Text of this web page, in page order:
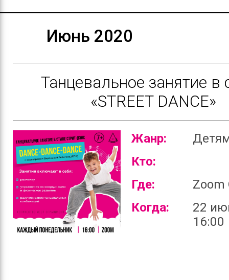
Июнь 2020
Танцевальное занятие в
«STREET DANCE»
Жанр:
Кто:
Где:
Zoom
Когда:
22
16:00